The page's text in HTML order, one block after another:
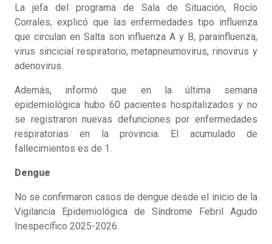
La jefa del programa de Sala de Situación, Rocío
Corrales, explicó que las enfermedades tipo influenza
que circulan en Salta son influenza A y B, parainfluenza,
virus sincicial respiratorio, metapneumovirus, rinovirus y
adenovirus.
Además, informó que en la última semana
epidemiológica hubo 60 pacientes hospitalizados y no
se registraron nuevas defunciones por enfermedades
respiratorias en la provincia. El acumulado de
fallecimientos es de 1.
Dengue
No se confirmaron casos de dengue desde el inicio de la
Vigilancia Epidemiológica de Síndrome Febril Agudo
Inespecífico 2025-2026.